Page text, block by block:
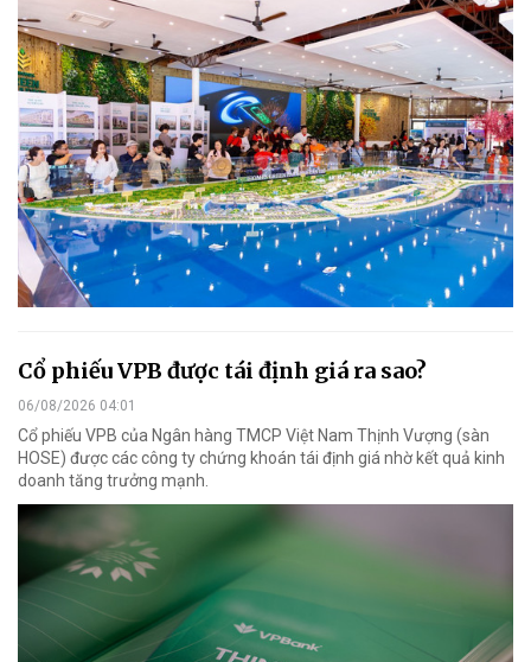
Cổ phiếu VPB được tái định giá ra sao?
06/08/2026 04:01
Cổ phiếu VPB của Ngân hàng TMCP Việt Nam Thịnh Vượng (sàn
HOSE) được các công ty chứng khoán tái định giá nhờ kết quả kinh
doanh tăng trưởng mạnh.